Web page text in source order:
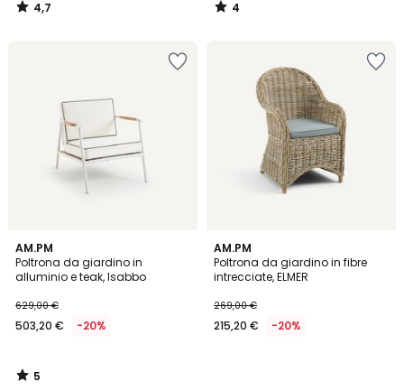
4,7
/
4
/
AM.PM
Poltrona da giardino in
alluminio e teak, Isabbo
629,00 €
503,20 € -20%
5
/
5
5
/
AM.PM
Poltrona da giardino in fibre
intrecciate, ELMER
269,00 €
215,20 € -20%